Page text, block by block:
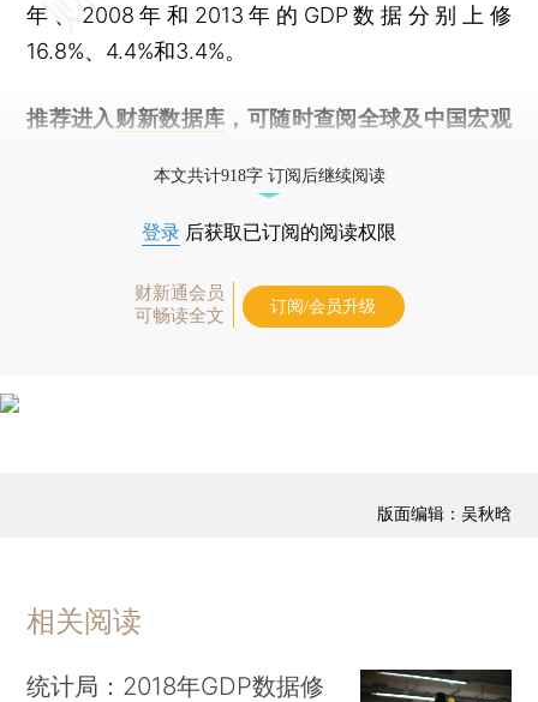
年、2008年和2013年的GDP数据分别上修
16.8%、4.4%和3.4%。
推荐进入 财新数据库 ，可随时查阅全球及中国宏观
本文共计918字 订阅后继续阅读
登录 后获取已订阅的阅读权限
财新通会员
可畅读全文
订阅/会员升级
版面编辑：吴秋晗
相关阅读
统计局：2018年GDP数据修